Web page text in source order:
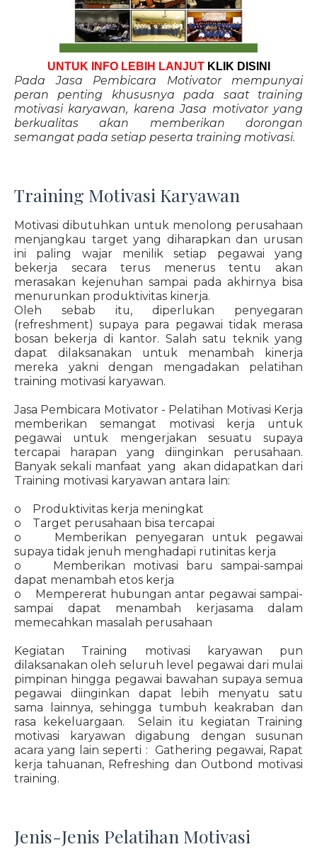
UNTUK INFO LEBIH LANJUT KLIK DISINI
Pada Jasa Pembicara Motivator mempunyai
peran penting khususnya pada saat training
motivasi karyawan, karena Jasa motivator yang
berkualitas akan memberikan dorongan
semangat pada setiap peserta training motivasi.
Training Motivasi Karyawan
Motivasi dibutuhkan untuk menolong perusahaan
menjangkau target yang diharapkan dan urusan
ini paling wajar menilik setiap pegawai yang
bekerja secara terus menerus tentu akan
merasakan kejenuhan sampai pada akhirnya bisa
menurunkan produktivitas kinerja.
Oleh sebab itu, diperlukan penyegaran
(refreshment) supaya para pegawai tidak merasa
bosan bekerja di kantor. Salah satu teknik yang
dapat dilaksanakan untuk menambah kinerja
mereka yakni dengan mengadakan pelatihan
training motivasi karyawan.
Jasa Pembicara Motivator - Pelatihan Motivasi Kerja
memberikan semangat motivasi kerja untuk
pegawai untuk mengerjakan sesuatu supaya
tercapai harapan yang diinginkan perusahaan.
Banyak sekali manfaat yang akan didapatkan dari
Training motivasi karyawan antara lain:
o Produktivitas kerja meningkat
o Target perusahaan bisa tercapai
o Memberikan penyegaran untuk pegawai
supaya tidak jenuh menghadapi rutinitas kerja
o Memberikan motivasi baru sampai-sampai
dapat menambah etos kerja
o Mempererat hubungan antar pegawai sampai-
sampai dapat menambah kerjasama dalam
memecahkan masalah perusahaan
Kegiatan Training motivasi karyawan pun
dilaksanakan oleh seluruh level pegawai dari mulai
pimpinan hingga pegawai bawahan supaya semua
pegawai diinginkan dapat lebih menyatu satu
sama lainnya, sehingga tumbuh keakraban dan
rasa kekeluargaan. Selain itu kegiatan Training
motivasi karyawan digabung dengan susunan
acara yang lain seperti : Gathering pegawai, Rapat
kerja tahuanan, Refreshing dan Outbond motivasi
training.
Jenis-Jenis Pelatihan Motivasi